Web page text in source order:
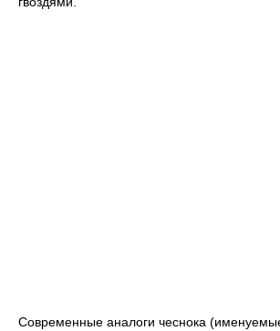
Современные аналоги чеснока